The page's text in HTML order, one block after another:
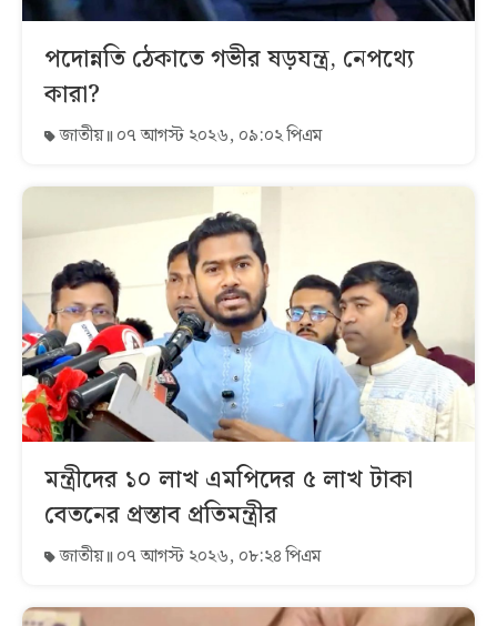
পদোন্নতি ঠেকাতে গভীর ষড়যন্ত্র, নেপথ্যে
কারা?
জাতীয় ০৭ আগস্ট ২০২৬, ০৯:০২ পিএম
মন্ত্রীদের ১০ লাখ এমপিদের ৫ লাখ টাকা
বেতনের প্রস্তাব প্রতিমন্ত্রীর
জাতীয় ০৭ আগস্ট ২০২৬, ০৮:২৪ পিএম